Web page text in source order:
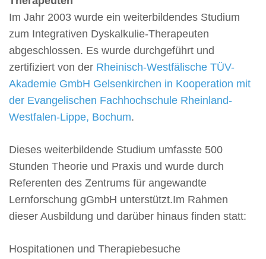
Im Jahr 2003 wurde ein weiterbildendes Studium
zum Integrativen Dyskalkulie-Therapeuten
abgeschlossen. Es wurde durchgeführt und
zertifiziert von der Rheinisch-Westfälische TÜV-
Akademie GmbH Gelsenkirchen in Kooperation mit
der Evangelischen Fachhochschule Rheinland-
Westfalen-Lippe, Bochum.
Dieses weiterbildende Studium umfasste 500
Stunden Theorie und Praxis und wurde durch
Referenten des Zentrums für angewandte
Lernforschung gGmbH unterstützt.Im Rahmen
dieser Ausbildung und darüber hinaus finden statt:
Hospitationen und Therapiebesuche